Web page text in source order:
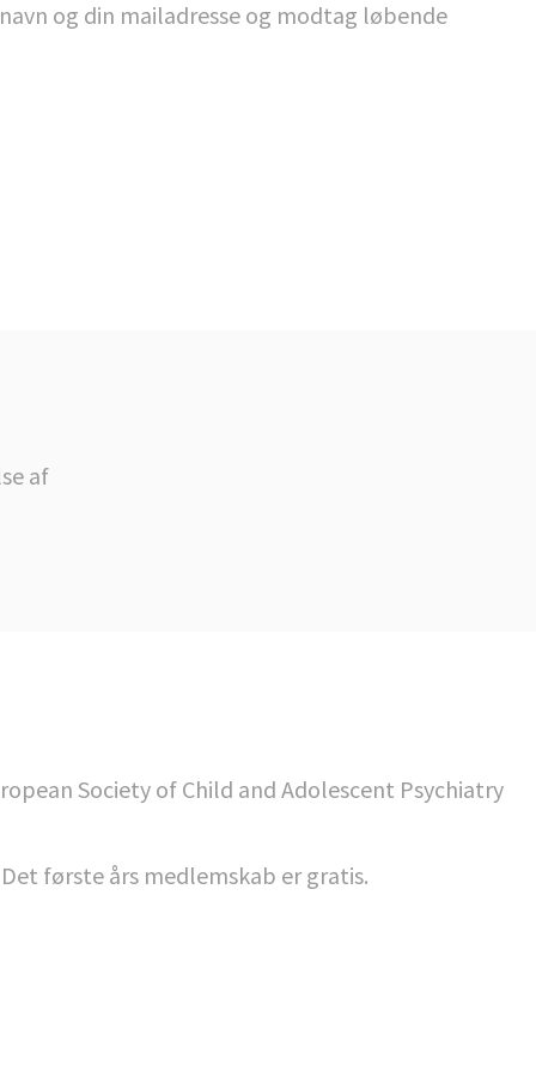
og din mailadresse og modtag løbende
af
Society of Child and Adolescent Psychiatry
første års medlemskab er gratis.